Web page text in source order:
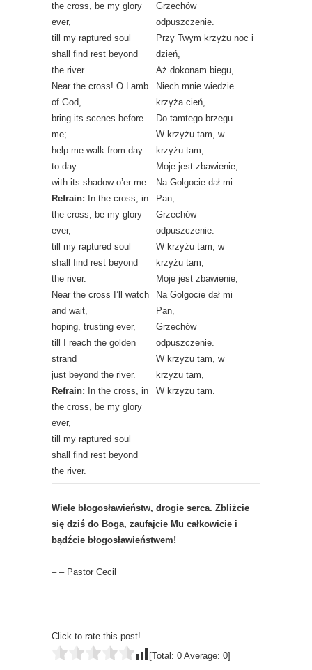
the cross, be my glory
ever,
till my raptured soul
shall find rest beyond
the river.
Near the cross! O Lamb
of God,
bring its scenes before
me;
help me walk from day
to day
with its shadow o’er me.
Refrain: In the cross, in
the cross, be my glory
ever,
till my raptured soul
shall find rest beyond
the river.
Near the cross I’ll watch
and wait,
hoping, trusting ever,
till I reach the golden
strand
just beyond the river.
Refrain: In the cross, in
the cross, be my glory
ever,
till my raptured soul
shall find rest beyond
the river.
Grzechów
odpuszczenie.
Przy Twym krzyżu noc i
dzień,
Aż dokonam biegu,
Niech mnie wiedzie
krzyża cień,
Do tamtego brzegu.
W krzyżu tam, w
krzyżu tam,
Moje jest zbawienie,
Na Golgocie dał mi
Pan,
Grzechów
odpuszczenie.
W krzyżu tam, w
krzyżu tam,
Moje jest zbawienie,
Na Golgocie dał mi
Pan,
Grzechów
odpuszczenie.
W krzyżu tam, w
krzyżu tam,
W krzyżu tam.
Wiele błogosławieństw, drogie serca. Zbliżcie
się dziś do Boga, zaufajcie Mu całkowicie i
bądźcie błogosławieństwem!
– – Pastor Cecil
Click to rate this post!
[Total: 0 Average: 0]